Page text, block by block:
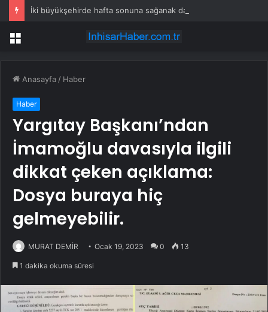
Menü
Anasayfa / Haber
Haber
Yargıtay Başkanı’ndan
İmamoğlu davasıyla ilgili
dikkat çeken açıklama:
Dosya buraya hiç
gelmeyebilir.
MURAT DEMİR Ocak 19, 2023 0 13
1 dakika okuma süresi